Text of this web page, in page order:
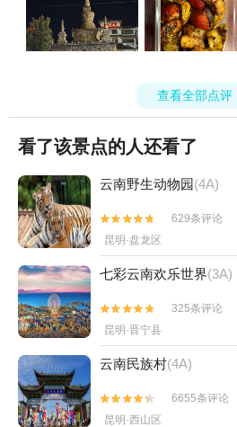
查看全部点评
看了该景点的人还看了
云南野生动物园(4A)


629条评论
昆明·盘龙区
七彩云南欢乐世界(3A)


325条评论
昆明·晋宁县
云南民族村(4A)


6655条评论
昆明·西山区